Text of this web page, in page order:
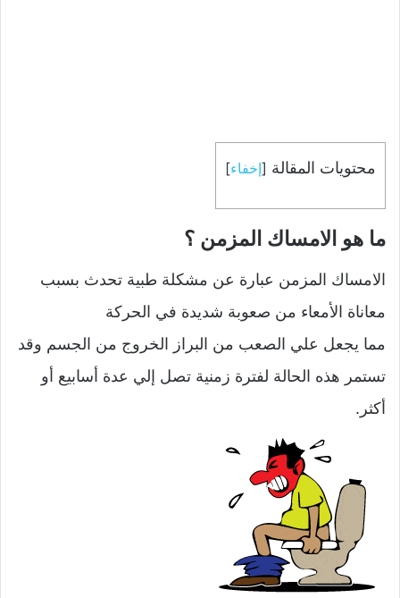
محتويات المقالة [إخفاء]
ما هو الامساك المزمن ؟
الامساك المزمن عبارة عن مشكلة طبية تحدث بسبب
معاناة الأمعاء من صعوبة شديدة في الحركة
مما يجعل علي الصعب من البراز الخروج من الجسم وقد
تستمر هذه الحالة لفترة زمنية تصل إلي عدة أسابيع أو
أكثر.